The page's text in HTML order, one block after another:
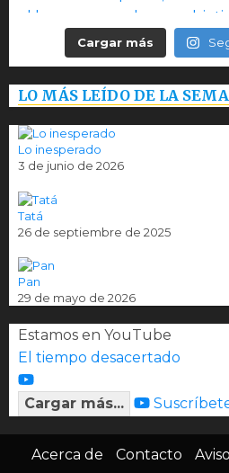
Cargar más
LO MÁS LEÍDO DE LA
Lo inesperado
3 de junio de 2026
Tatá
26 de septiembre de 2025
Pan
29 de mayo de 2026
Estamos en YouTube
El tiempo desacertado
Cargar más...
Acerca de Contacto